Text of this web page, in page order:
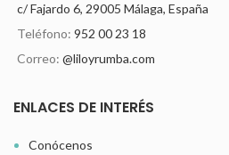
c/ Fajardo 6, 29005 Málaga, España
Teléfono: 952 00 23 18
Correo: @liloyrumba.com
ENLACES DE INTERÉS
Conócenos